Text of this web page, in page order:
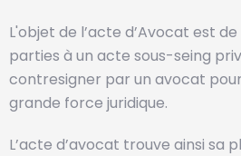
L'objet de l’acte d’Avocat est
parties à un acte sous-seing
contresigner par un avocat
grande force juridique.
L’acte d’avocat trouve ainsi sa